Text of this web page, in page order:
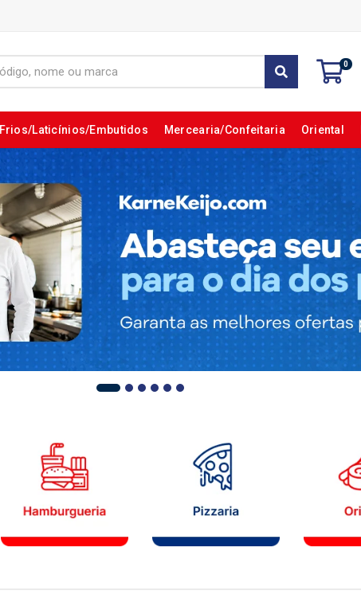
0
Frios/Laticínios/Embutidos Mercearia/Confeitaria Oriental